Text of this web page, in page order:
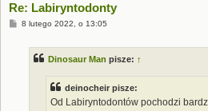
Re: Labiryntodonty
P8 lutego 2022, o 13:05
Dinosaur Man pisze: ↑
deinocheir pisze:
Od Labiryntodontów pochodzi